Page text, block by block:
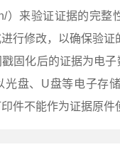
）来验证证据的完
行修改，以确保验证
固化后的证据为电
光盘、U盘等电子存
件不能作为证据原件